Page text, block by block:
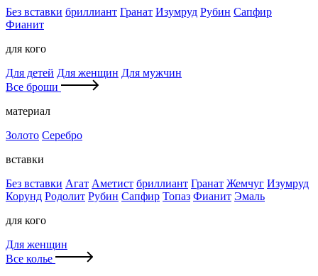
Без вставки бриллиант Гранат Изумруд Рубин Сапфир
Фианит
для кого
Для детей Для женщин Для мужчин
Все броши
материал
Золото Серебро
вставки
Без вставки Агат Аметист бриллиант Гранат Жемчуг Изумруд
Корунд Родолит Рубин Сапфир Топаз Фианит Эмаль
для кого
Для женщин
Все колье